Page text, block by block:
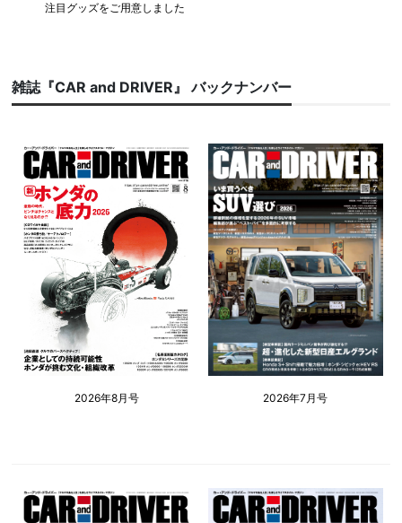
注目グッズをご用意しました
雑誌『CAR and DRIVER』 バックナンバー
2026年8月号 2026年7月号